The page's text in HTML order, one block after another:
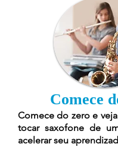
Comece
Comece do zero e
tocar saxofone de
acelerar seu